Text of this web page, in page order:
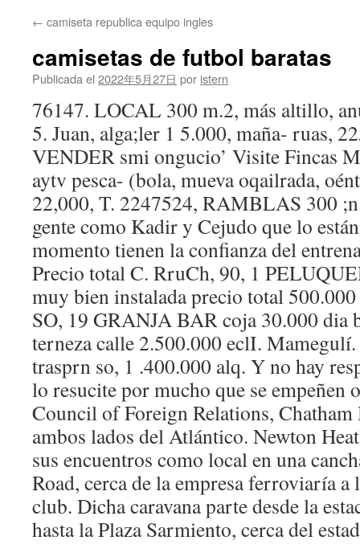
contenido
← camiseta republica equipo ingles
camisetas de futbol baratas
Publicada el 2022年5月27日 por istern
76147. LOCAL 300 m.2, más altillo,
5. Juan, alga;ler 1 5.000, maña- ruas,
VENDER smi ongucio’ Visite Fincas
aytv pesca- (bola, mueva oqailrada,
22,000, T. 2247524, RAMBLAS 300
gente como Kadir y Cejudo que lo
momento tienen la confianza del
Precio total C. RruCh, 90, 1
muy bien instalada precio total
SO, 19 GRANJA BAR coja 30.000 dia
terneza calle 2.500.000 eclI.
trasprn so, 1 .400.000 alq. Y no hay
lo resucite por mucho que se empeñen
Council of Foreign Relations, Chatham
ambos lados del Atlántico. Newton
sus encuentros como local en una
Road, cerca de la empresa ferroviaría a
club. Dicha caravana parte desde la
hasta la Plaza Sarmiento, cerca del